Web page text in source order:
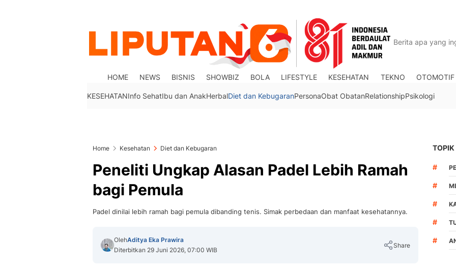
HOME NEWS BISNIS SHOWBIZ BOLA LIFESTYLE KESEHATAN TEKNO OTOMOTIF
KESEHATANInfo SehatIbu dan AnakHerbalDiet dan KebugaranPersonaObat ObatanRelationshipPsikologi
Home Kesehatan Diet dan Kebugaran
Peneliti Ungkap Alasan Padel Lebih Ramah
bagi Pemula
Padel dinilai lebih ramah bagi pemula dibanding tenis. Simak perbedaan dan manfaat kesehatannya.
OlehAditya Eka Prawira
Diterbitkan 29 Juni 2026, 07:00 WIB
Share
TOPIK
#
#
#
#
#